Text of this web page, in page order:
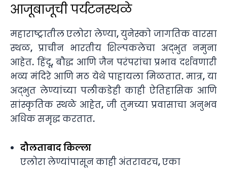
आजूबाजूची पर्यटनस्थळे
महाराष्ट्रातील एलोरा लेण्या, युनेस्को जागतिक वारसा
स्थळ, प्राचीन भारतीय शिल्पकलेचा अद्भुत नमुना
आहेत. हिंदू, बौद्ध आणि जैन परंपरांचा प्रभाव दर्शवणारी
भव्य मंदिरे आणि मठ येथे पाहायला मिळतात. मात्र, या
अद्भुत लेण्यांच्या पलीकडेही काही ऐतिहासिक आणि
सांस्कृतिक स्थळे आहेत, जी तुमच्या प्रवासाचा अनुभव
अधिक समृद्ध करतात.
दौलताबाद किल्ला
एलोरा लेण्यांपासून काही अंतरावरच, एका